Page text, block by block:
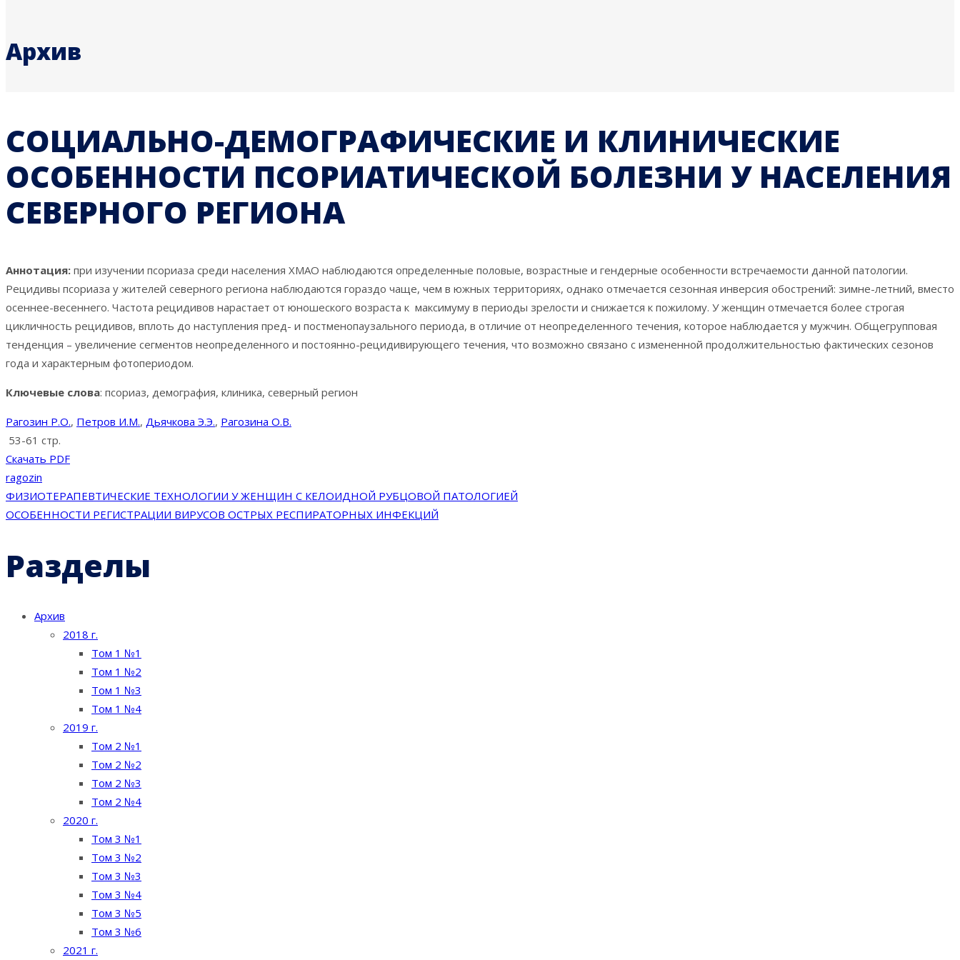
Архив
СОЦИАЛЬНО-ДЕМОГРАФИЧЕСКИЕ И КЛИНИЧЕСКИЕ
ОСОБЕННОСТИ ПСОРИАТИЧЕСКОЙ БОЛЕЗНИ У НАСЕЛЕНИЯ
СЕВЕРНОГО РЕГИОНА
Аннотация: при изучении псориаза среди населения ХМАО наблюдаются определенные половые, возрастные и гендерные особенности встречаемости данной патологии.
Рецидивы псориаза у жителей северного региона наблюдаются гораздо чаще, чем в южных территориях, однако отмечается сезонная инверсия обострений: зимне-летний, вместо
осеннее-весеннего. Частота рецидивов нарастает от юношеского возраста к максимуму в периоды зрелости и снижается к пожилому. У женщин отмечается более строгая
цикличность рецидивов, вплоть до наступления пред- и постменопаузального периода, в отличие от неопределенного течения, которое наблюдается у мужчин. Общегрупповая
тенденция – увеличение сегментов неопределенного и постоянно-рецидивирующего течения, что возможно связано с измененной продолжительностью фактических сезонов
года и характерным фотопериодом.
Ключевые слова: псориаз, демография, клиника, северный регион
Рагозин Р.О., Петров И.М., Дьячкова Э.Э., Рагозина О.В.
53-61 стр.
Скачать PDF
ragozin
Навигация
по
записям
ФИЗИОТЕРАПЕВТИЧЕСКИЕ ТЕХНОЛОГИИ У ЖЕНЩИН С КЕЛОИДНОЙ РУБЦОВОЙ ПАТОЛОГИЕЙ
ОСОБЕННОСТИ РЕГИСТРАЦИИ ВИРУСОВ ОСТРЫХ РЕСПИРАТОРНЫХ ИНФЕКЦИЙ
Разделы
Архив
2018 г.
Том 1 №1
Том 1 №2
Том 1 №3
Том 1 №4
2019 г.
Том 2 №1
Том 2 №2
Том 2 №3
Том 2 №4
2020 г.
Том 3 №1
Том 3 №2
Том 3 №3
Том 3 №4
Том 3 №5
Том 3 №6
2021 г.